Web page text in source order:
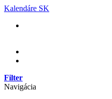
Skip
content
Kalendáre SK
Filter
Navigácia